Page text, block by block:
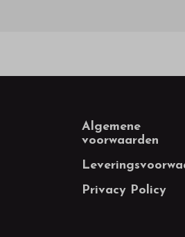
Footer
Algemene
voorwaarden
Privacy Policy